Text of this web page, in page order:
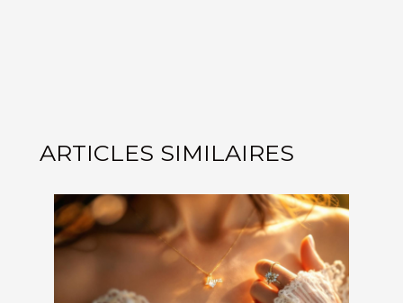
ARTICLES SIMILAIRES